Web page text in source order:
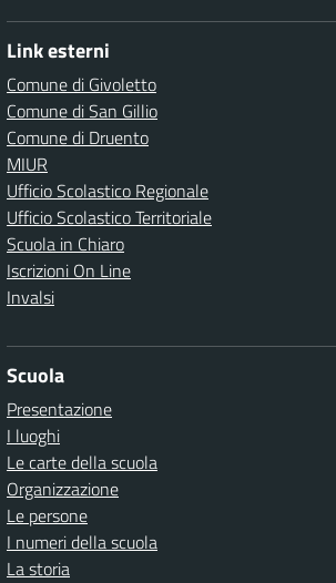
Link esterni
Comune di Givoletto
Comune di San Gillio
Comune di Druento
MIUR
Ufficio Scolastico Regionale
Ufficio Scolastico Territoriale
Scuola in Chiaro
Iscrizioni On Line
Invalsi
Scuola
Presentazione
I luoghi
Le carte della scuola
Organizzazione
Le persone
I numeri della scuola
La storia